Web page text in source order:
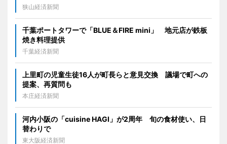
狭山経済新聞
千葉ポートタワーで「BLUE＆FIRE mini」 地元店が鉄板
焼き料理提供
千葉経済新聞
上里町の児童生徒16人が町長らと意見交換 議場で町への
提案、再質問も
本庄経済新聞
河内小阪の「cuisine HAGI」が2周年 旬の食材使い、日
替わりで
東大阪経済新聞